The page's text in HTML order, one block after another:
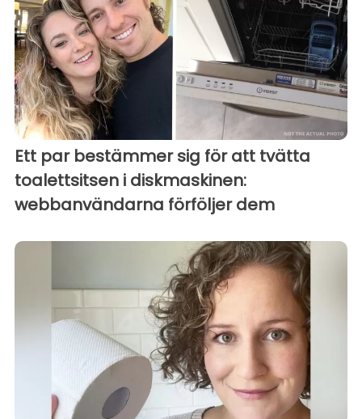
Ett par bestämmer sig för att tvätta
toalettsitsen i diskmaskinen:
webbanvändarna förföljer dem